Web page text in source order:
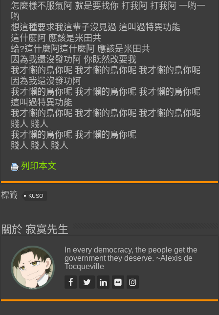
怎麼樣不服氣阿 就是要找你 打我阿 打我阿 一喲一
喲
想這種要求我這輩子沒見過 這叫過特異功能
這什麼阿 應該是米田共
蛤?這什麼阿這什麼阿 應該是米田共
因為我還沒發功阿 你既然改耍我
我才懶的鳥你呢 我才懶的鳥你呢 我才懶的鳥你呢
因為我還沒發功阿
我才懶的鳥你呢 我才懶的鳥你呢 我才懶的鳥你呢
這叫過特異功能
我才懶的鳥你呢 我才懶的鳥你呢 我才懶的鳥你呢
賤人 賤人
我才懶的鳥你呢 我才懶的鳥你呢
賤人 賤人 賤人
列印本文
標籤 KUSO
關於 寂寞先生
In every democracy, the people get the
government they deserve. ~Alexis de
Tocqueville